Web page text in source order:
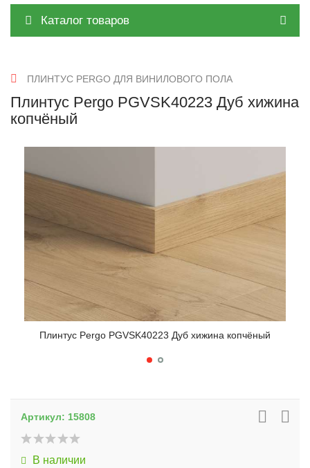
Каталог товаров
ПЛИНТУС PERGO ДЛЯ ВИНИЛОВОГО ПОЛА
Плинтус Pergo PGVSK40223 Дуб хижина
копчёный
Плинтус Pergo PGVSK40223 Дуб хижина копчёный
Артикул: 15808
В наличии